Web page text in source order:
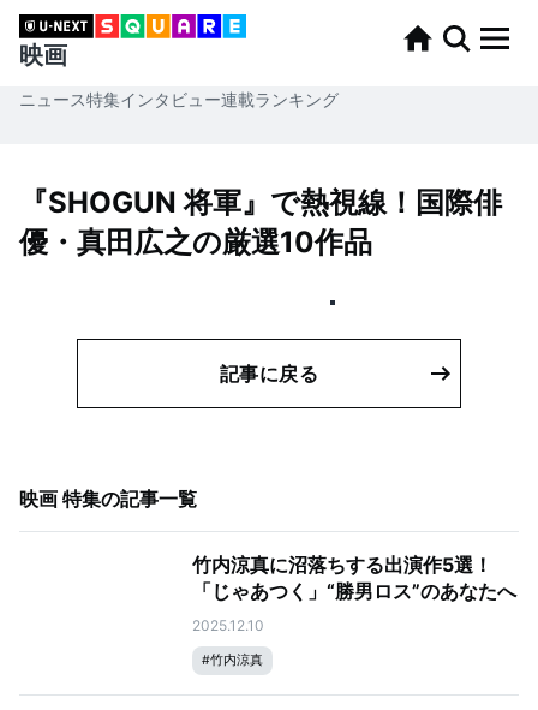
映画
ニュース特集インタビュー連載ランキング
『SHOGUN 将軍』で熱視線！国際俳
優・真田広之の厳選10作品
記事に戻る
映画 特集の記事一覧
竹内涼真に沼落ちする出演作5選！
「じゃあつく」“勝男ロス”のあなたへ
2025.12.10
#竹内涼真